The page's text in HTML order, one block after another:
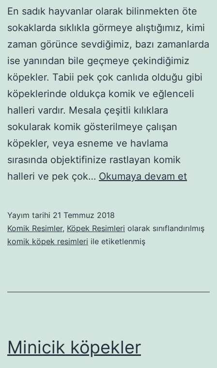
En sadık hayvanlar olarak bilinmekten öte
sokaklarda sıklıkla görmeye alıştığımız, kimi
zaman görünce sevdiğimiz, bazı zamanlarda
ise yanından bile geçmeye çekindiğimiz
köpekler. Tabii pek çok canlıda olduğu gibi
köpeklerinde oldukça komik ve eğlenceli
halleri vardır. Mesala çeşitli kılıklara
sokularak komik gösterilmeye çalışan
köpekler, veya esneme ve havlama
sırasında objektifinize rastlayan komik
halleri ve pek çok… Okumaya devam etKomik
Yayım tarihi 21 Temmuz 2018
Komik Resimler, Köpek Resimleri olarak sınıflandırılmış
komik köpek resimleri ile etiketlenmiş
Minicik köpekler